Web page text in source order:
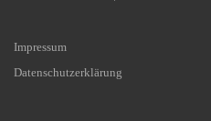
Impressum
Datenschutzerklärung